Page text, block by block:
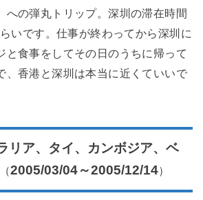
への弾丸トリップ。深圳の滞在時間
いです。仕事が終わってから深圳に
と食事をしてその日のうちに帰って
、香港と深圳は本当に近くていいで
ア、タイ、カンボジア、ベ
（2005/03/04～2005/12/14）